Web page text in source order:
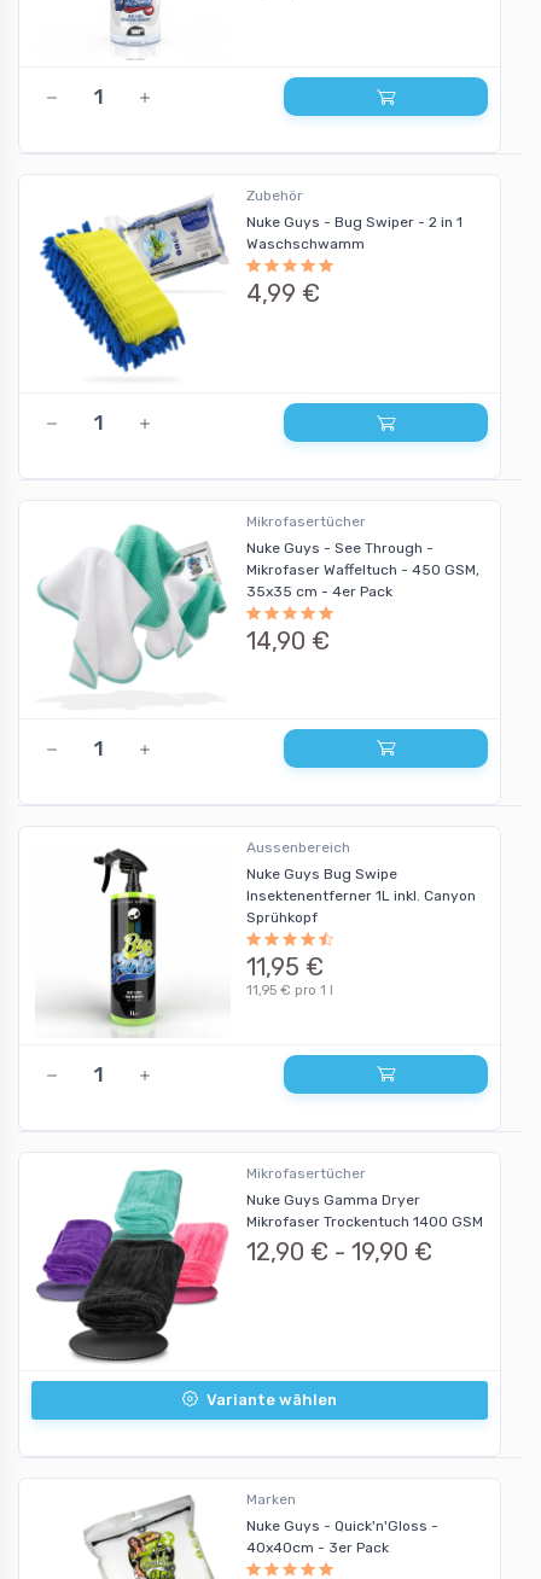
Zubehör
Nuke Guys - Bug Swiper - 2 in 1
Waschschwamm
4,99 €
Mikrofasertücher
Nuke Guys - See Through -
Mikrofaser Waffeltuch - 450 GSM,
35x35 cm - 4er Pack
14,90 €
Aussenbereich
Nuke Guys Bug Swipe
Insektenentferner 1L inkl. Canyon
Sprühkopf
11,95 €
11,95 € pro 1 l
Mikrofasertücher
Nuke Guys Gamma Dryer
Mikrofaser Trockentuch 1400 GSM
12,90 € - 19,90 €
Variante wählen
Marken
Nuke Guys - Quick'n'Gloss -
40x40cm - 3er Pack